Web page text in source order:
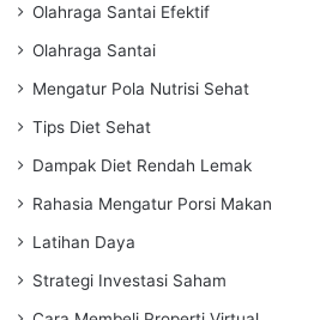
Olahraga Santai Efektif
Olahraga Santai
Mengatur Pola Nutrisi Sehat
Tips Diet Sehat
Dampak Diet Rendah Lemak
Rahasia Mengatur Porsi Makan
Latihan Daya
Strategi Investasi Saham